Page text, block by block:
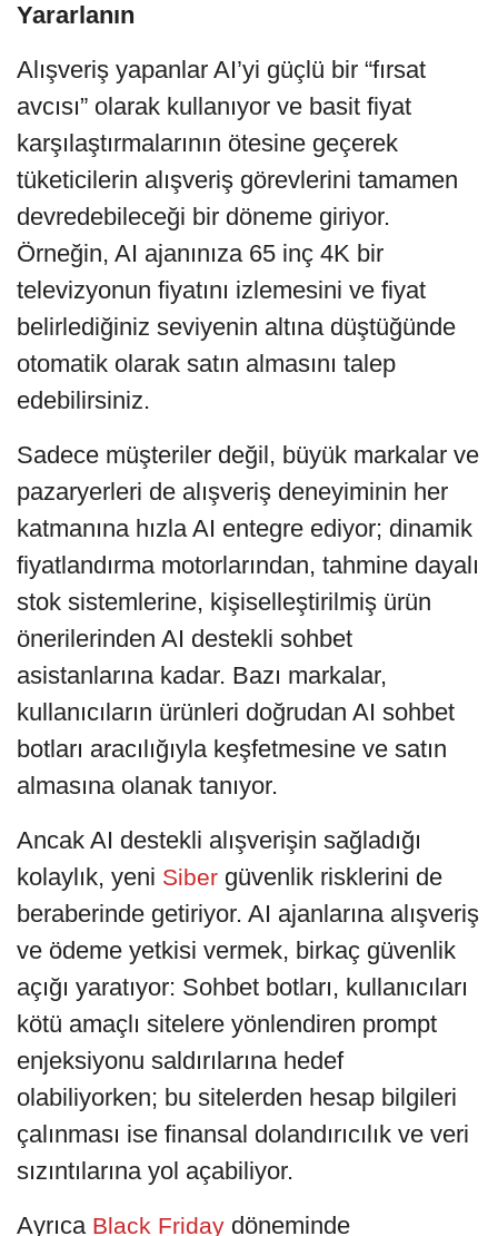
Yararlanın
Alışveriş yapanlar AI’yi güçlü bir “fırsat
avcısı” olarak kullanıyor ve basit fiyat
karşılaştırmalarının ötesine geçerek
tüketicilerin alışveriş görevlerini tamamen
devredebileceği bir döneme giriyor.
Örneğin, AI ajanınıza 65 inç 4K bir
televizyonun fiyatını izlemesini ve fiyat
belirlediğiniz seviyenin altına düştüğünde
otomatik olarak satın almasını talep
edebilirsiniz.
Sadece müşteriler değil, büyük markalar ve
pazaryerleri de alışveriş deneyiminin her
katmanına hızla AI entegre ediyor; dinamik
fiyatlandırma motorlarından, tahmine dayalı
stok sistemlerine, kişiselleştirilmiş ürün
önerilerinden AI destekli sohbet
asistanlarına kadar. Bazı markalar,
kullanıcıların ürünleri doğrudan AI sohbet
botları aracılığıyla keşfetmesine ve satın
almasına olanak tanıyor.
Ancak AI destekli alışverişin sağladığı
kolaylık, yeni Siber güvenlik risklerini de
beraberinde getiriyor. AI ajanlarına alışveriş
ve ödeme yetkisi vermek, birkaç güvenlik
açığı yaratıyor: Sohbet botları, kullanıcıları
kötü amaçlı sitelere yönlendiren prompt
enjeksiyonu saldırılarına hedef
olabiliyorken; bu sitelerden hesap bilgileri
çalınması ise finansal dolandırıcılık ve veri
sızıntılarına yol açabiliyor.
Ayrıca Black Friday döneminde